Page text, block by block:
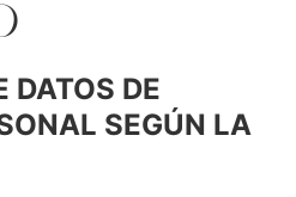
DATOS DE
SEGÚN LA